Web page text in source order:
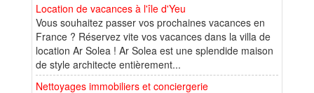
Location de vacances à l'île d'Yeu
Vous souhaitez passer vos prochaines vacances en
France ? Réservez vite vos vacances dans la villa de
location Ar Solea ! Ar Solea est une splendide maison
de style architecte entièrement...
Nettoyages immobiliers et conciergerie